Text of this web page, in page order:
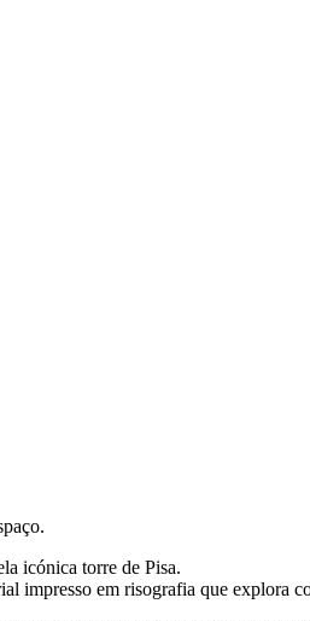
icónica torre de Pisa.
em risografia que explora